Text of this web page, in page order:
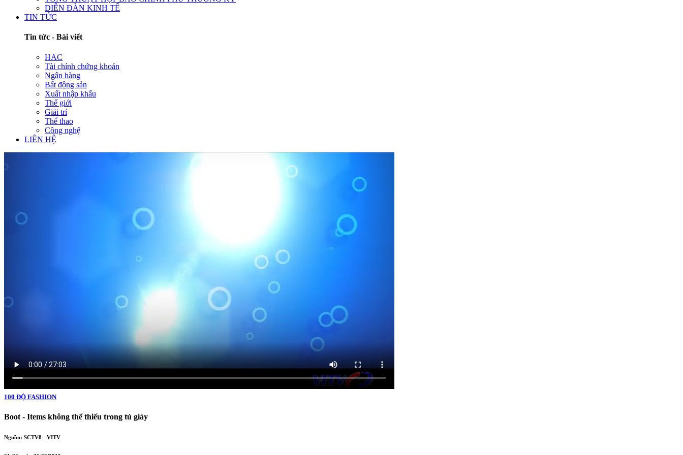
DIỄN ĐÀN KINH TẾ
TIN TỨC
Tin tức - Bài viết
HAC
Tài chính chứng khoán
Ngân hàng
Bất động sản
Xuất nhập khẩu
Thế giới
Giải trí
Thể thao
Công nghệ
LIÊN HỆ
100 ĐỘ FASHION
Boot - Items không thể thiếu trong tủ giày
Nguồn: SCTV8 - VITV